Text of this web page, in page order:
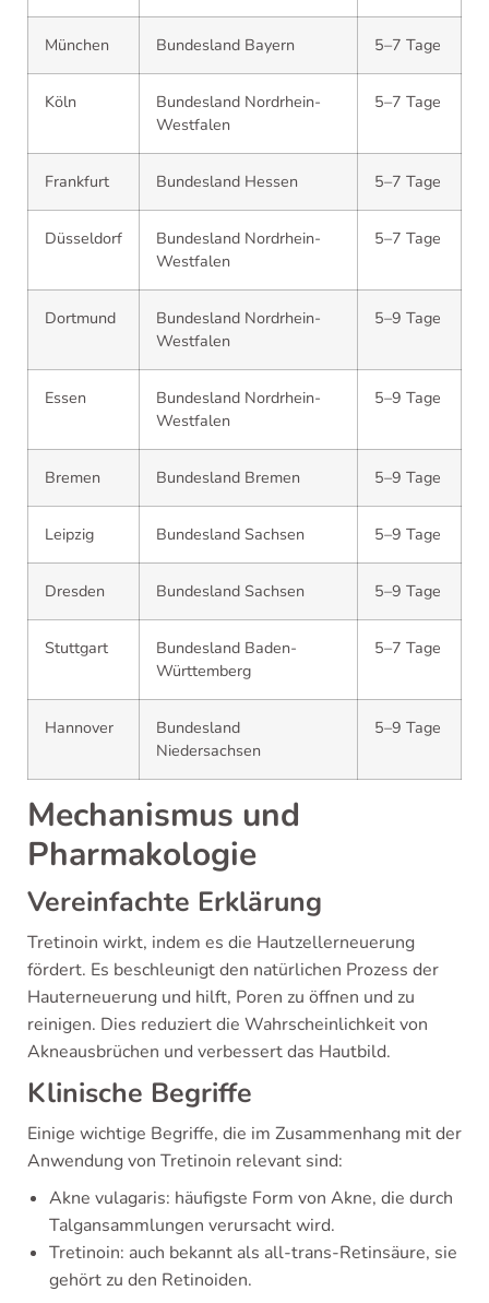
München Bundesland Bayern 5–7 Tage
Köln
Bundesland Nordrhein-
Westfalen
5–7 Tage
Frankfurt Bundesland Hessen 5–7 Tage
Düsseldorf
Bundesland Nordrhein-
Westfalen
5–7 Tage
Dortmund
Bundesland Nordrhein-
Westfalen
5–9 Tage
Essen
Bundesland Nordrhein-
Westfalen
5–9 Tage
Bremen Bundesland Bremen 5–9 Tage
Leipzig Bundesland Sachsen 5–9 Tage
Dresden Bundesland Sachsen 5–9 Tage
Stuttgart
Bundesland Baden-
Württemberg
5–7 Tage
Hannover
Bundesland
Niedersachsen
5–9 Tage
Mechanismus und
Pharmakologie
Vereinfachte Erklärung
Tretinoin wirkt, indem es die Hautzellerneuerung
fördert. Es beschleunigt den natürlichen Prozess der
Hauterneuerung und hilft, Poren zu öffnen und zu
reinigen. Dies reduziert die Wahrscheinlichkeit von
Akneausbrüchen und verbessert das Hautbild.
Klinische Begriffe
Einige wichtige Begriffe, die im Zusammenhang mit der
Anwendung von Tretinoin relevant sind:
Akne vulagaris: häufigste Form von Akne, die durch
Talgansammlungen verursacht wird.
Tretinoin: auch bekannt als all-trans-Retinsäure, sie
gehört zu den Retinoiden.